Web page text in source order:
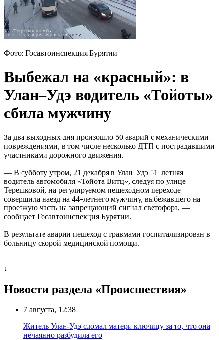
Фото: Госавтоинспекция Бурятии
Выбежал на «красный»: в
Улан–Удэ водитель «Тойоты»
сбила мужчину
За два выходных дня произошло 50 аварий с механическими
повреждениями, в том числе несколько ДТП с пострадавшими
участниками дорожного движения.
— В субботу утром, 21 декабря в Улан–Удэ 51 –летняя
водитель автомобиля «Тойота Витц», следуя по улице
Терешковой, на регулируемом пешеходном переходе
совершила наезд на 44–летнего мужчину, выбежавшего на
проезжую часть на запрещающий сигнал светофора, —
сообщает Госавтоинспекция Бурятии.
В результате аварии пешеход с травмами госпитализирован в
больницу скорой медицинской помощи.
↓
Новости раздела «Происшествия»
7 августа, 12:38
Житель Улан-Удэ сломал матери ключицу за то, что она
нечаянно разбудила его